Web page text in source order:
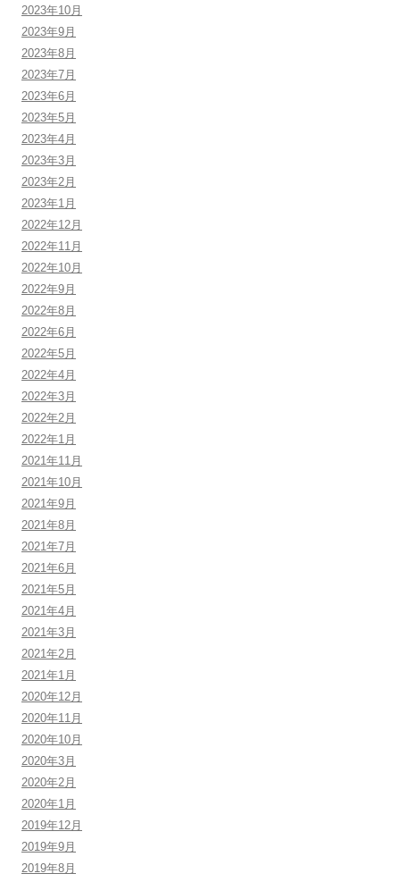
2023年10月
2023年9月
2023年8月
2023年7月
2023年6月
2023年5月
2023年4月
2023年3月
2023年2月
2023年1月
2022年12月
2022年11月
2022年10月
2022年9月
2022年8月
2022年6月
2022年5月
2022年4月
2022年3月
2022年2月
2022年1月
2021年11月
2021年10月
2021年9月
2021年8月
2021年7月
2021年6月
2021年5月
2021年4月
2021年3月
2021年2月
2021年1月
2020年12月
2020年11月
2020年10月
2020年3月
2020年2月
2020年1月
2019年12月
2019年9月
2019年8月